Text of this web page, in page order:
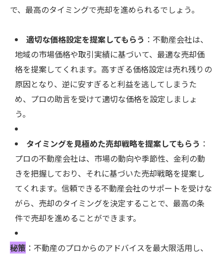
で、最高のタイミングで売却を進められるでしょう。
適切な価格設定を提案してもらう ：不動産会社は、
地域の市場価格や取引実績に基づいて、最適な売却価
格を提案してくれます。高すぎる価格設定は売れ残りの
原因となり、逆に安すぎると利益を逃してしまうた
め、プロの助言を受けて適切な価格を設定しましょ
う。
タイミングを見極めた売却戦略を提案してもらう ：
プロの不動産会社は、市場の動向や季節性、金利の動
きを把握しており、それに基づいた売却戦略を提案し
てくれます。信頼できる不動産会社のサポートを受けな
がら、売却のタイミングを決定することで、最高の条
件で売却を進めることができます。
秘策 ：不動産のプロからのアドバイスを最大限活用し、